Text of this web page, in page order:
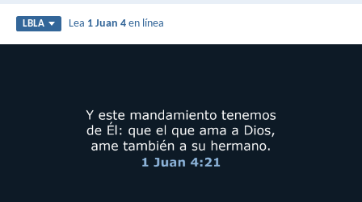
LBLA Lea 1 Juan 4 en línea